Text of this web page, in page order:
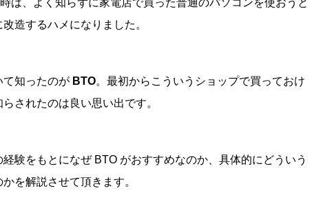
は、よく知らずに家電店で買った普通のパソコンを使おうと
改造するハメになりました。
て知ったのが BTO。最初からこういうショップで買っておけ
されたのは良い思い出です。
験をもとになぜ BTO がおすすめなのか、具体的にどういう
を解説させて頂きます。